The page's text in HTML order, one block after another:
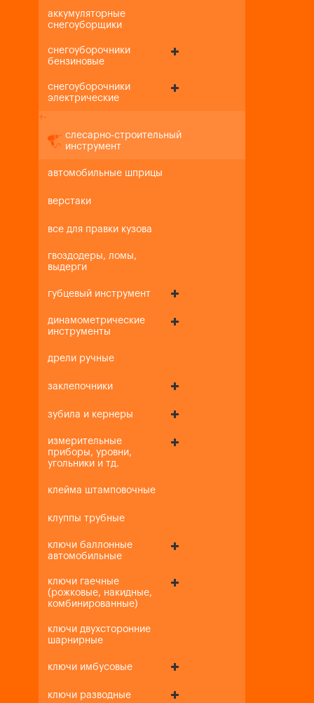
аккумуляторные
снегоуборщики
снегоуборочники
бензиновые
снегоуборочники
электрические
+-
слесарно-строительный
инструмент
автомобильные шприцы
верстаки
все для правки кузова
гвоздодеры, ломы,
выдерги
губцевый инструмент
динамометрические
инструменты
дрели ручные
заклепочники
зубила и кернеры
измерительные
приборы, уровни,
угольники и тд.
клейма штамповочные
клуппы трубные
ключи баллонные
автомобильные
ключи гаечные
(рожковые, накидные,
комбинированные)
ключи двухсторонние
шарнирные
ключи имбусовые
ключи разводные